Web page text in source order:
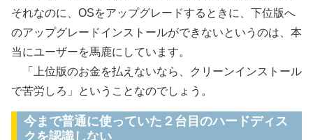
それなのに、OSをアップグレードするときに、下位版へ
のアップグレードインストールができないというのは、本
当にユーザーを馬鹿にしています。
「上位版のお金を払えないなら、クリーンインストール
で苦労しろ」ということなのでしょう。
今まで普通に使っていた２台目のハードディス
クを認識しない